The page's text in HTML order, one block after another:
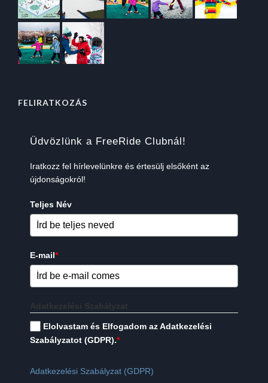
FELIRATKOZÁS
Üdvözlünk a FreeRide Clubnál!
Iratkozz fel hírlevelünkre és értesülj elsőként az
újdonságokról!
Teljes Név
E-mail*
Adatkezelési Szabályzat
Elolvastam és Elfogadom az Adatkezelési
Szabályzatot (GDPR).*
Adatkezelési Szabályzat (GDPR)